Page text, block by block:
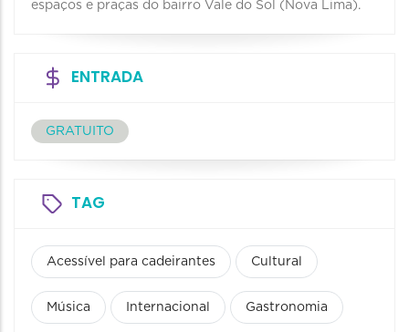
espaços e praças do bairro Vale do Sol (Nova Lima).
ENTRADA
GRATUITO
TAG
Acessível para cadeirantes Cultural
Música Internacional Gastronomia